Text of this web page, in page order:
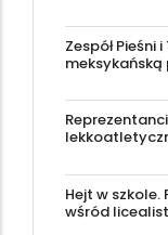
Zespół Pieśni
Hejt w szkole.
wśród